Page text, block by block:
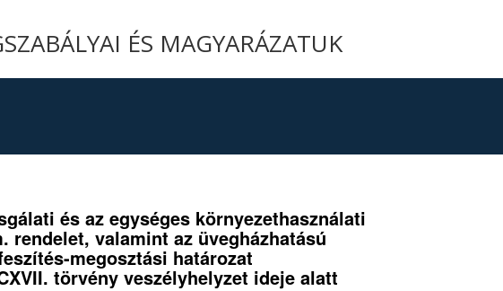
ÉS MAGYARÁZATUK
és az egységes környezethasználati
rendelet, valamint az üvegházhatású
megosztási határozat
törvény veszélyhelyzet ideje alatt